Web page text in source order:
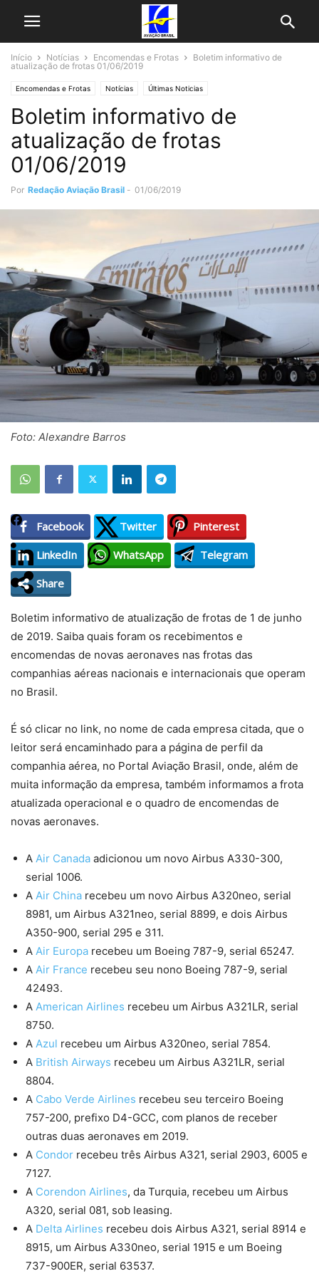
Início Notícias Encomendas e Frotas
Boletim informativo de
atualização de frotas 01/06/2019
Encomendas e Frotas Notícias Últimas Noticias
Boletim informativo de
atualização de frotas
01/06/2019
Por Redação Aviação Brasil - 01/06/2019
Foto: Alexandre Barros
Facebook Twitter
Pinterest
LinkedIn
WhatsApp
Telegram
Share
Boletim informativo de atualização de frotas de 1 de junho
de 2019. Saiba quais foram os recebimentos e
encomendas de novas aeronaves nas frotas das
companhias aéreas nacionais e internacionais que operam
no Brasil.
É só clicar no link, no nome de cada empresa citada, que o
leitor será encaminhado para a página de perfil da
companhia aérea, no Portal Aviação Brasil, onde, além de
muita informação da empresa, também informamos a frota
atualizada operacional e o quadro de encomendas de
novas aeronaves.
A Air Canada adicionou um novo Airbus A330-300,
serial 1006.
A Air China recebeu um novo Airbus A320neo, serial
8981, um Airbus A321neo, serial 8899, e dois Airbus
A350-900, serial 295 e 311.
A Air Europa recebeu um Boeing 787-9, serial 65247.
A Air France recebeu seu nono Boeing 787-9, serial
42493.
A American Airlines recebeu um Airbus A321LR, serial
8750.
A Azul recebeu um Airbus A320neo, serial 7854.
A British Airways recebeu um Airbus A321LR, serial
8804.
A Cabo Verde Airlines recebeu seu terceiro Boeing
757-200, prefixo D4-GCC, com planos de receber
outras duas aeronaves em 2019.
A Condor recebeu três Airbus A321, serial 2903, 6005 e
7127.
A Corendon Airlines, da Turquia, recebeu um Airbus
A320, serial 081, sob leasing.
A Delta Airlines recebeu dois Airbus A321, serial 8914 e
8915, um Airbus A330neo, serial 1915 e um Boeing
737-900ER, serial 63537.